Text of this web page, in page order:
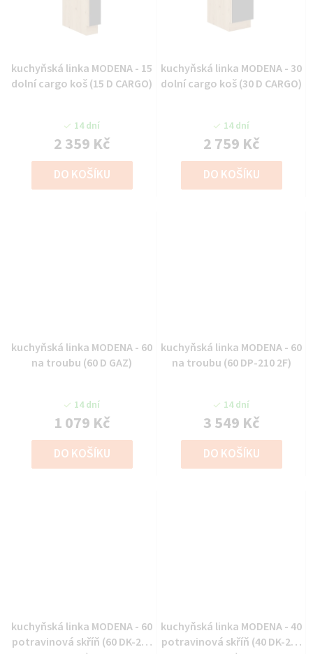
kuchyňská linka MODENA - 15
dolní cargo koš (15 D CARGO)
14 dní
2 359 Kč
DO KOŠÍKU
kuchyňská linka MODENA - 30
dolní cargo koš (30 D CARGO)
14 dní
2 759 Kč
DO KOŠÍKU
kuchyňská linka MODENA - 60
na troubu (60 D GAZ)
14 dní
1 079 Kč
DO KOŠÍKU
kuchyňská linka MODENA - 60
na troubu (60 DP-210 2F)
14 dní
3 549 Kč
DO KOŠÍKU
kuchyňská linka MODENA - 60
potravinová skříň (60 DK-210
kuchyňská linka MODENA - 40
potravinová skříň (40 DK-210